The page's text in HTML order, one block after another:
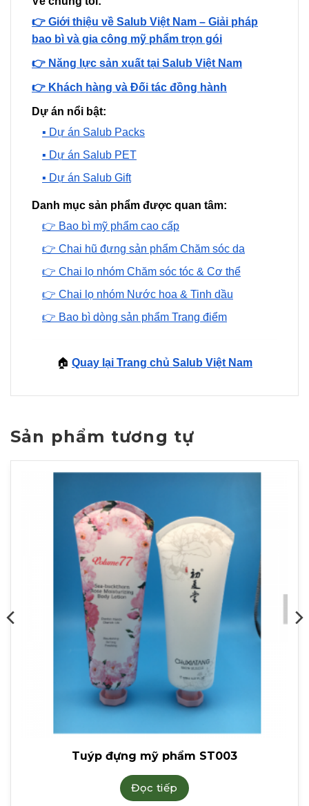
👉 Giới thiệu về Salub Việt Nam – Giải pháp
bao bì và gia công mỹ phẩm trọn gói
👉 Năng lực sản xuất tại Salub Việt Nam
👉 Khách hàng và Đối tác đồng hành
Dự án nổi bật:
▪️ Dự án Salub Packs
▪️ Dự án Salub PET
▪️ Dự án Salub Gift
Danh mục sản phẩm được quan tâm:
👉 Bao bì mỹ phẩm cao cấp
👉 Chai hũ đựng sản phẩm Chăm sóc da
👉 Chai lọ nhóm Chăm sóc tóc & Cơ thể
👉 Chai lọ nhóm Nước hoa & Tinh dầu
👉 Bao bì dòng sản phẩm Trang điểm
🏠 Quay lại Trang chủ Salub Việt Nam
Sản phẩm tương tự
Tuýp đựng mỹ phẩm ST003
Đọc tiếp